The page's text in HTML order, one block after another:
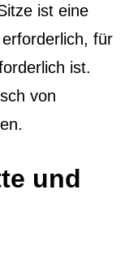
ist eine
für
ist.
von
und